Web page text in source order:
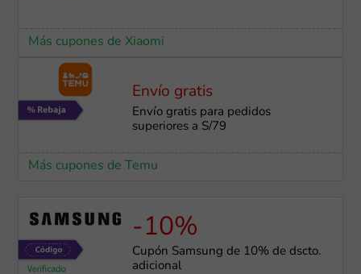
Más cupones de Xiaomi
Envío gratis
Envío gratis para pedidos
superiores a S/79
Más cupones de Temu
-10%
Cupón Samsung de 10% de dscto.
adicional